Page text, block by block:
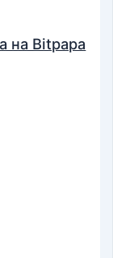
на Bitpapa